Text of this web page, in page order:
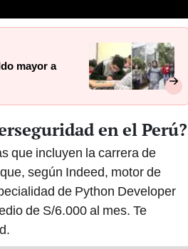
mayor a
en el Perú?
que incluyen la carrera de
según Indeed, motor de
de Python Developer
de S/6.000 al mes. Te